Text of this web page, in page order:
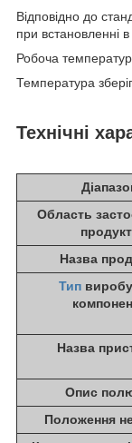
Відповідно до
при встановленні
Робоча
Температура
Технічні
Область
Назва
Тип
Назва
Опис
Положення